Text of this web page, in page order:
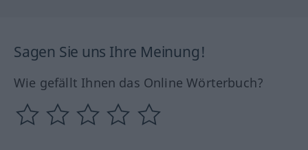
Sagen Sie uns Ihre Meinung!
Wie gefällt Ihnen das Online Wörterbuch?